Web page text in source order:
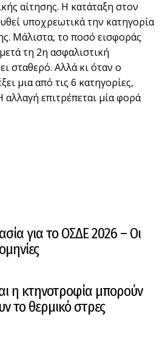
για το ΟΣΔΕ 2026 – Οι
η κτηνοτροφία μπορούν
το θερμικό στρες
αίτησης. Η κατάταξη στον
υποχρεωτικά την κατηγορία
Μάλιστα, το ποσό εισφοράς
τη 2η ασφαλιστική
σταθερό. Αλλά κι όταν ο
μια από τις 6 κατηγορίες,
αλλαγή επιτρέπεται μία φορά